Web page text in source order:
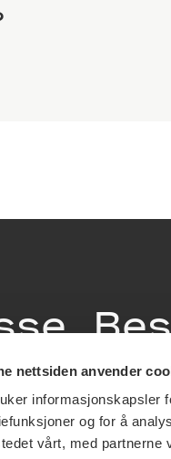
nettsiden anvender
informasjonskapsler
og for å
vårt, med partnerne
Victoria
inngang
0251 Oslo